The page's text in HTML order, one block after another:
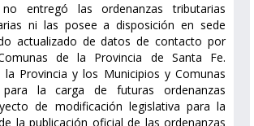
entregó las ordenanzas tributarias
ni las posee a disposición en sede
actualizado de datos de contacto por
de la Provincia de Santa Fe.
Provincia y los Municipios y Comunas
la carga de futuras ordenanzas
de modificación legislativa para la
la publicación oficial de las ordenanzas